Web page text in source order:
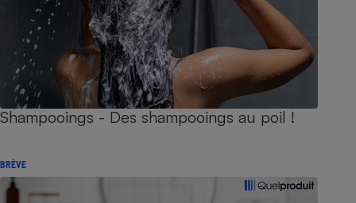
Shampooings - Des shampooings au poil !
BRÈVE